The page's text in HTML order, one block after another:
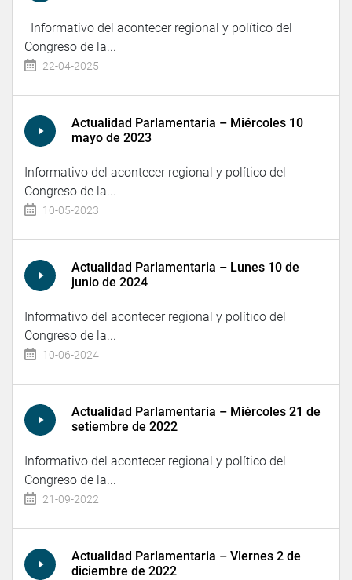
Informativo del acontecer regional y político del
Congreso de la...
22-04-2025
Actualidad Parlamentaria – Miércoles 10
mayo de 2023
Informativo del acontecer regional y político del
Congreso de la...
10-05-2023
Actualidad Parlamentaria – Lunes 10 de
junio de 2024
Informativo del acontecer regional y político del
Congreso de la...
10-06-2024
Actualidad Parlamentaria – Miércoles 21 de
setiembre de 2022
Informativo del acontecer regional y político del
Congreso de la...
21-09-2022
Actualidad Parlamentaria – Viernes 2 de
diciembre de 2022